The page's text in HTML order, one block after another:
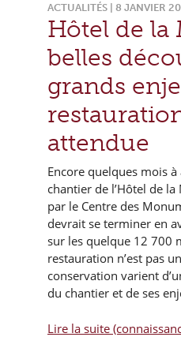
ACTUALITÉS | 8 JANVIER
Hôtel de la
belles
grands
attendue
Encore quelques mois
chantier de l’Hôtel de
par le Centre des
devrait se terminer en
sur les quelque 12 700
restauration n’est pas
conservation varient
du chantier et de ses
Lire la suite